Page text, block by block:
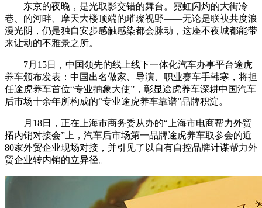
东京的夜晚，是光取影交错的舞台。霓虹闪灼的大街冷
巷、的河畔、摩天大楼顶端的璀璨视野——无论是联袂共度浪
漫光阴，仍是独自安步感触感染都会脉动，这座不夜城都能带
来让动的不雅景之所。
7月15日，中国领先的线上线下一体化汽车办事平台途虎
养车颁布发表：中国出名做家、导演、职业赛车手韩寒，将担
任途虎养车首位“专业抽象大使”，彰显途虎养车深耕中国汽车
后市场十余年所构成的“专业途虎养车靠谱”品牌积淀。
月18日，正在上海市商务委从办的“上海市电商帮力外贸
拓内销对接会”上，汽车后市场第一品牌途虎养车取参会的近
80家外贸企业现场对接，并引见了以自有自控品牌计谋帮力外
贸企业转内销的立异径。